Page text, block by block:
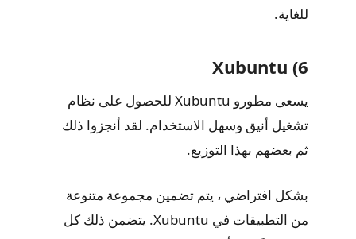
للغاية.
6) Xubuntu
يسعى مطورو Xubuntu للحصول على نظام
تشغيل أنيق وسهل الاستخدام. لقد أنجزوا ذلك
ثم بعضهم بهذا التوزيع.
بشكل افتراضي ، يتم تضمين مجموعة متنوعة
من التطبيقات في Xubuntu. يتضمن ذلك كل